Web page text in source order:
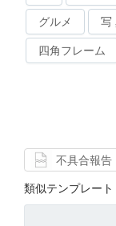
グルメ 写
四角フレーム
不具合報告
類似テンプレート